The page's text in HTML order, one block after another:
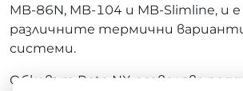
MB-86N, MB-104 и MB-Slimline, и
различните термични
системи.
Обковът Roto NX позволява